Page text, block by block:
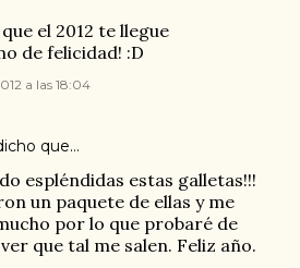
el 2012 te llegue
de felicidad! :D
a las 18:04
que…
espléndidas estas galletas!!!
un paquete de ellas y me
por lo que probaré de
que tal me salen. Feliz año.